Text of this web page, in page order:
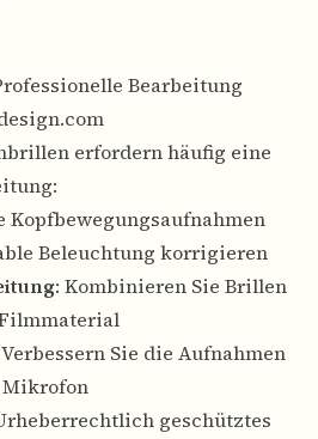
Bearbeitung
erfordern häufig eine
Kopfbewegungsaufnahmen
Beleuchtung korrigieren
: Kombinieren Sie Brillen
Sie die Aufnahmen
geschütztes